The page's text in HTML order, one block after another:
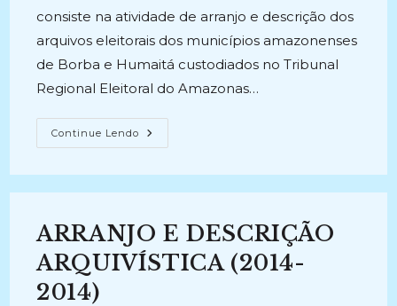
consiste na atividade de arranjo e descrição dos
arquivos eleitorais dos municípios amazonenses
de Borba e Humaitá custodiados no Tribunal
Regional Eleitoral do Amazonas…
Continue Lendo ARRANJO
E
DOCUMENTAL
REGIONAL
ELEITORAL
–
TRE:
ARRANJO E DESCRIÇÃO
ARQUIVÍSTICA (2014-
2014)